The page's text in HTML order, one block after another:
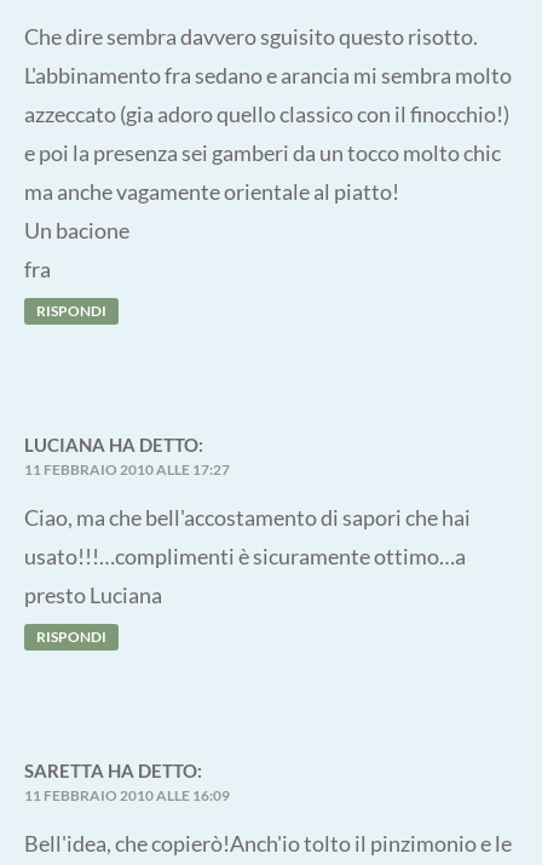
Che dire sembra davvero sguisito questo risotto.
L'abbinamento fra sedano e arancia mi sembra molto
azzeccato (gia adoro quello classico con il finocchio!)
e poi la presenza sei gamberi da un tocco molto chic
ma anche vagamente orientale al piatto!
Un bacione
fra
RISPONDI
LUCIANA HA DETTO:
11 FEBBRAIO 2010 ALLE 17:27
Ciao, ma che bell'accostamento di sapori che hai
usato!!!…complimenti è sicuramente ottimo…a
presto Luciana
RISPONDI
SARETTA HA DETTO:
11 FEBBRAIO 2010 ALLE 16:09
Bell'idea, che copierò!Anch'io tolto il pinzimonio e le